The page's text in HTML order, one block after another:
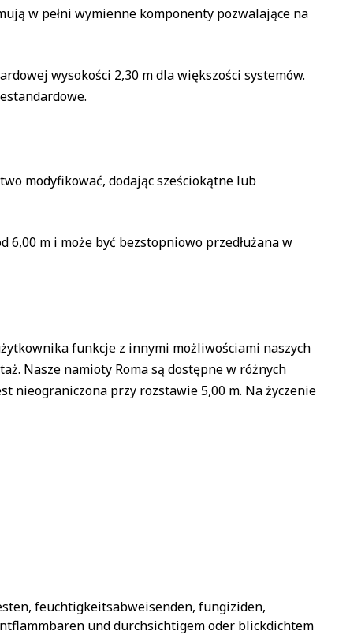
w pełni wymienne komponenty pozwalające na
wysokości 2,30 m dla większości systemów.
modyfikować, dodając sześciokątne lub
6,00 m i może być bezstopniowo przedłużana w
funkcje z innymi możliwościami naszych
Nasze namioty Roma są dostępne w różnych
nieograniczona przy rozstawie 5,00 m. Na życzenie
feuchtigkeitsabweisenden, fungiziden,
und durchsichtigem oder blickdichtem